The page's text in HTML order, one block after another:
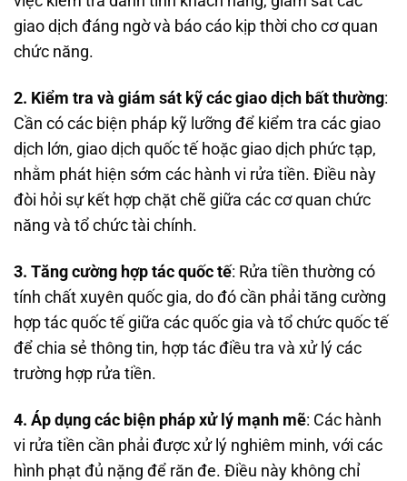
giao dịch đáng ngờ và báo cáo kịp thời cho cơ quan
chức năng.
2. Kiểm tra và giám sát kỹ các giao dịch bất thường:
Cần có các biện pháp kỹ lưỡng để kiểm tra các giao
dịch lớn, giao dịch quốc tế hoặc giao dịch phức tạp,
nhằm phát hiện sớm các hành vi rửa tiền. Điều này
đòi hỏi sự kết hợp chặt chẽ giữa các cơ quan chức
năng và tổ chức tài chính.
3. Tăng cường hợp tác quốc tế: Rửa tiền thường có
tính chất xuyên quốc gia, do đó cần phải tăng cường
hợp tác quốc tế giữa các quốc gia và tổ chức quốc tế
để chia sẻ thông tin, hợp tác điều tra và xử lý các
trường hợp rửa tiền.
4. Áp dụng các biện pháp xử lý mạnh mẽ: Các hành
vi rửa tiền cần phải được xử lý nghiêm minh, với các
hình phạt đủ nặng để răn đe. Điều này không chỉ